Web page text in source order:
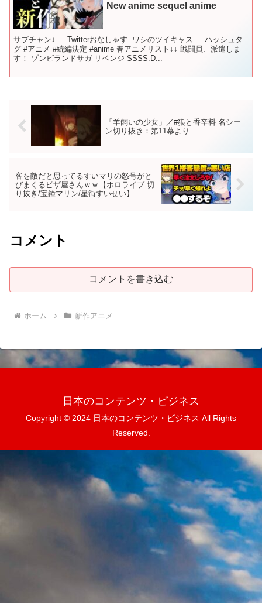
New anime sequel anime
サブチャン↓ ​... Twitterおなしゃす ​​​​​​​​ ワシのツイキャス ​​​...​ ハッシュタ
グ #アニメ​​​ #続編決定 #anime 春アニメリスト↓↓ 戦闘員、派遣しま
す！ ゾンビランドサガ リベンジ SSSS.D...
「羊飼いの少女」／#狼と香辛料 名シー
ン切り抜き：第11幕より
客を敵だと思ってるすいマリの怒号がと
びまくるピザ屋さんｗｗ【ホロライブ 切
り抜き/宝鐘マリン/星街すいせい】
コメント
コメントを書き込む
ホーム 新作アニメ
日本のコンテンツ・ビジネス
Copyright © 2024 日本のコンテンツ・ビジネス All Rights
Reserved.